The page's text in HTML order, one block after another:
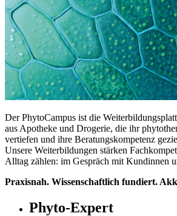
Der PhytoCampus ist die
aus Apotheke und Drogerie, die ihr
vertiefen und ihre Beratungskompetenz
Unsere Weiterbildungen stärken
Alltag zählen: im Gespräch mit Kundinnen
Praxisnah. Wissenschaftlich fundiert.
Phyto-Expert